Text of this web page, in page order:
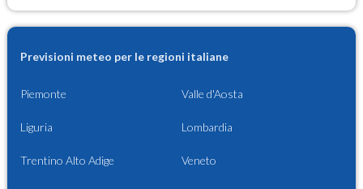
Previsioni meteo per le regioni italiane
Piemonte Valle d'Aosta
Liguria Lombardia
Trentino Alto Adige Veneto